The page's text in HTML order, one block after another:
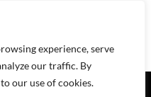
experience, serve
our traffic. By
our use of cookies.